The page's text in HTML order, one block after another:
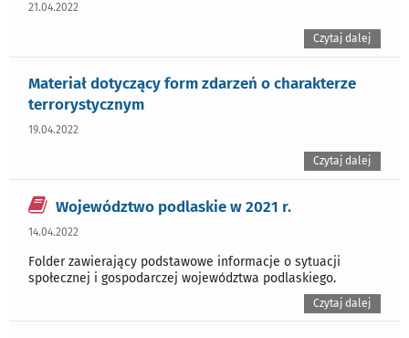
21.04.2022
Czytaj dalej
Materiał dotyczący form zdarzeń o charakterze
terrorystycznym
19.04.2022
Czytaj dalej
Województwo podlaskie w 2021 r.
14.04.2022
Folder zawierający podstawowe informacje o sytuacji
społecznej i gospodarczej województwa podlaskiego.
Czytaj dalej